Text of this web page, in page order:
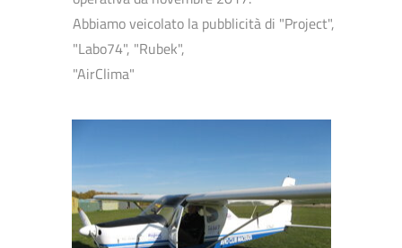
Abbiamo veicolato la pubblicità di "Project",
"Labo74", "Rubek",
"AirClima"